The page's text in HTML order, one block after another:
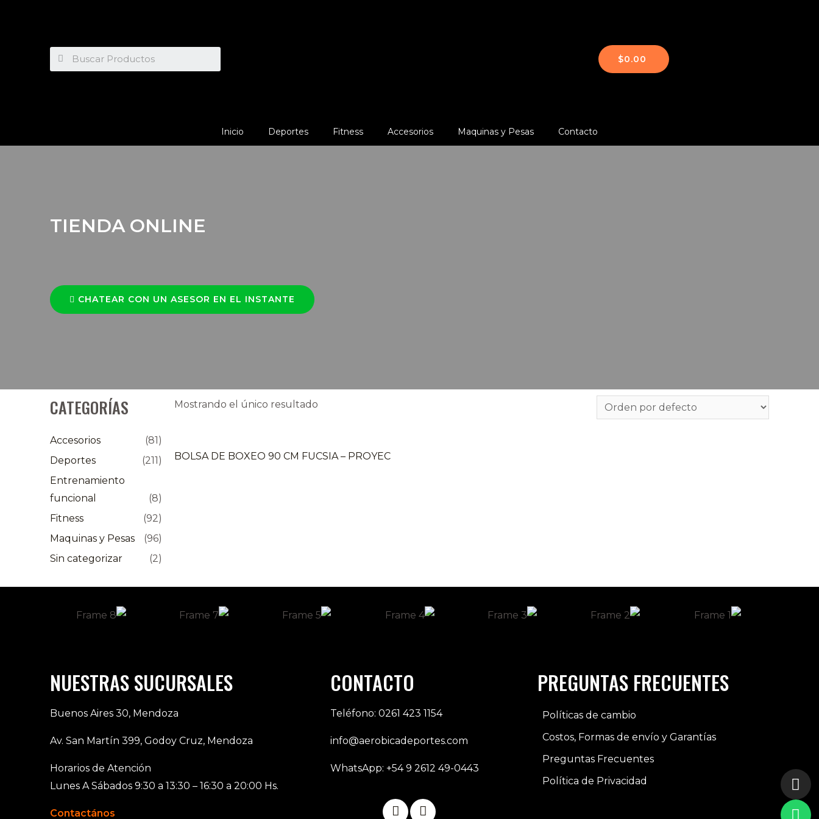
$0.00
Inicio Deportes Fitness Accesorios Maquinas y Pesas Contacto
TIENDA ONLINE
CHATEAR CON UN ASESOR EN EL INSTANTE
CATEGORÍAS
Accesorios
(81)
Deportes
(211)
Entrenamiento
funcional
(8)
Fitness
(92)
Maquinas y Pesas
(96)
Sin categorizar
(2)
Mostrando el único resultado
BOLSA DE BOXEO 90 CM FUCSIA – PROYEC
NUESTRAS SUCURSALES
Buenos Aires 30, Mendoza
Av. San Martín 399, Godoy Cruz, Mendoza
Horarios de Atención
Lunes A Sábados 9:30 a 13:30 – 16:30 a 20:00 Hs.
Contactános
CONTACTO
Teléfono: 0261 423 1154
info@aerobicadeportes.com
WhatsApp: +54 9 2612 49-0443
PREGUNTAS FRECUENTES
Políticas de cambio
Costos, Formas de envío y Garantías
Preguntas Frecuentes
Política de Privacidad